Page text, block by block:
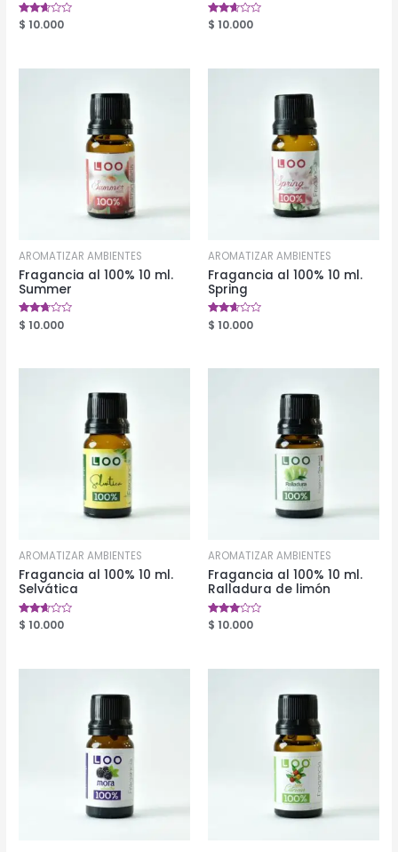
Valorado
en
$ 10.000
Valorado
en
$ 10.000
AROMATIZAR AMBIENTES
Fragancia al 100% 10 ml.
Summer
Valorado
en
$ 10.000
AROMATIZAR AMBIENTES
Fragancia al 100% 10 ml.
Spring
Valorado
en
$ 10.000
AROMATIZAR AMBIENTES
Fragancia al 100% 10 ml.
Selvática
Valorado
en
$ 10.000
AROMATIZAR AMBIENTES
Fragancia al 100% 10 ml.
Ralladura de limón
Valorado
en
$ 10.000